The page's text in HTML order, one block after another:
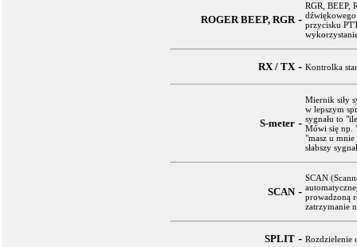
ROGER BEEP, RGR -
RGR, BEEP,
przycisku
RX / TX - Kontrolka
S-meter -
Miernik siły
w lepszym
sygnału to
Mówi się np.
"masz u mnie
słabszy
SCAN -
SCAN
prowadzoną
zatrzymanie
SPLIT - Rozdzielenie